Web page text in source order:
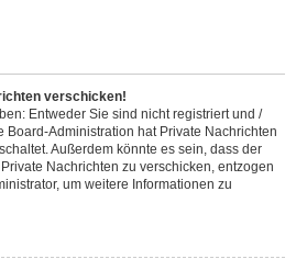
verschicken!
Entweder Sie sind nicht registriert und /
Board-Administration hat Private Nachrichten
Außerdem könnte es sein, dass der
Nachrichten zu verschicken, entzogen
um weitere Informationen zu